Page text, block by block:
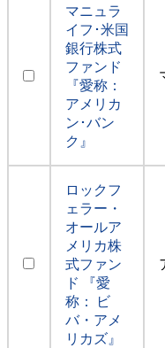
マニュラ
イフ･米国
銀行株式
ファンド
『愛称：
アメリカ
ン･バン
ク』
ロックフ
ェラー・
オールア
メリカ株
式ファン
ド 『愛
称： ビ
バ・アメ
リカズ』